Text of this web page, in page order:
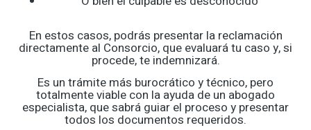
En estos casos, podrás presentar la reclamación
directamente al Consorcio, que evaluará tu caso y, si
procede, te indemnizará.
Es un trámite más burocrático y técnico, pero
totalmente viable con la ayuda de un abogado
especialista, que sabrá guiar el proceso y presentar
todos los documentos requeridos.